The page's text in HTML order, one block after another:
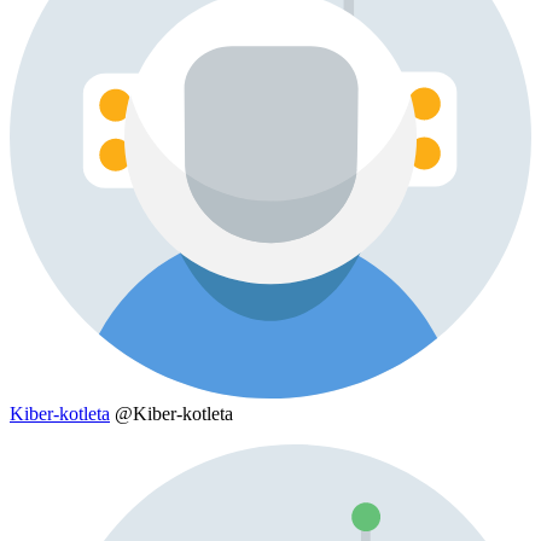
Kiber-kotleta @Kiber-kotleta